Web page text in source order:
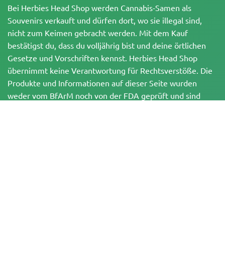
Bei Herbies Head Shop werden Cannabis-Samen als
Souvenirs verkauft und dürfen dort, wo sie illegal sind,
nicht zum Keimen gebracht werden. Mit dem Kauf
bestätigst du, dass du volljährig bist und deine örtlichen
Gesetze und Vorschriften kennst. Herbies Head Shop
übernimmt keine Verantwortung für Rechtsverstöße. Die
Produkte und Informationen auf dieser Seite wurden
weder vom BfArM noch von der FDA geprüft und sind